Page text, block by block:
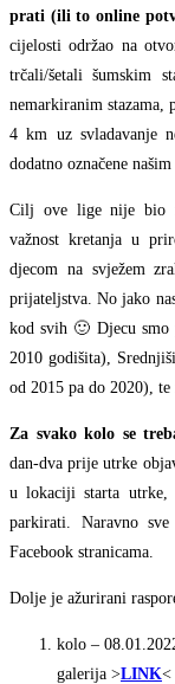
prati (ili to online
cijelosti održao na
trčali/šetali šumskim
nemarkiranim stazama,
4 km uz svladavanje
dodatno označene
Cilj ove lige nije bio
važnost kretanja u
djecom na svježem
prijateljstva. No jako
kod svih 🙂 Djecu
2010 godišita),
od 2015 pa do 2020),
Za svako kolo se
dan-dva prije utrke
u lokaciji starta
parkirati. Naravno
Facebook stranicama.
Dolje je ažurirani
kolo –
galerija >LINK<